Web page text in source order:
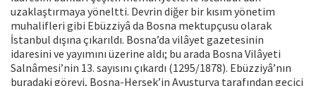
uzaklaştırmaya yöneltti. Devrin diğer bir kısım yönetim
muhalifleri gibi Ebüzziyâ da Bosna mektupçusu olarak
İstanbul dışına çıkarıldı. Bosna’da vilâyet gazetesinin
idaresini ve yayımını üzerine aldı; bu arada Bosna Vilâyeti
Salnâmesi’nin 13. sayısını çıkardı (1295/1878). Ebüzziyâ’nın
buradaki görevi, Bosna-Hersek’in Avusturya tarafından geçici